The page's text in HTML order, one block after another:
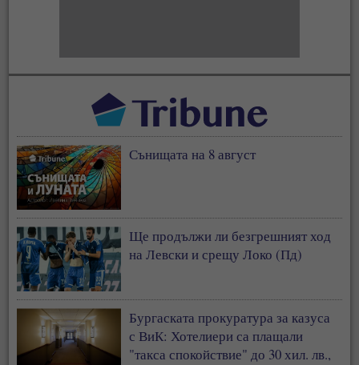
Сънищата на 8 август
Ще продължи ли безгрешният ход
на Левски и срещу Локо (Пд)
Бургаската прокуратура за казуса
с ВиК: Хотелиери са плащали
"такса спокойствие" до 30 хил. лв.,